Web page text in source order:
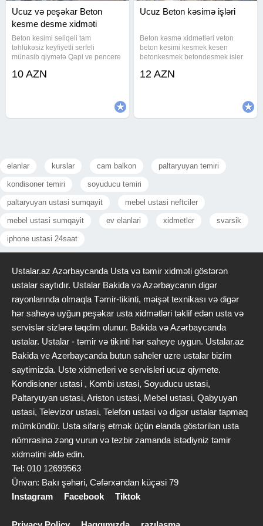
Ucuz və peşəkar Beton
kesme desme xidməti
Beton kesimi seliqeli tam
təhlükəsiz keyfiyetli serfeli
münasib qiymətə Qapi ve pencere
arakesmelerin monolit ve
10 AZN
Ucuz Beton kəsimə işləri
Beton kəsmə xidmətləri veton
beton kesimi kesmek kesen
betonkesmek betondesmek isler
kəsmək deşmək Beton beton
12 AZN
elanlar kurslar cam balkon paltaryuyan temiri
kondisoner temiri soyuducu təmiri
paltaryuyan ustasi sumqayit mebel ustasi neftciler
mebel ustasi sumqayit ev elanlari xidmetler svarsik
iphone ustasi 24saat
Ustalar.az Azərbaycanda Usta və təmir xidməti göstərən
ustalar saytıdır. Ustalar Bakida və Azərbaycanın digər
rayonlarında olmaqla Təmir-tikinti, məişət texnikası və digər
hər sahəyə uyğun peşəkar usta xidmətləri təklif edən usta və
servislər sizlərə təqdim olunur. Bakida və Azərbaycanda
ustalar. Ustalar - təmir və tikinti hər saheye uygun. Ustalar.az
Bakida ve Azerbaycanda butun saheler uzre ustalar bizim
saytimizda. Uste xidmetleri ve servisleri ucuz qiymete.
Kondisioner ustasi , Kombi ustasi, Soyuducu ustasi,
Paltaryuyan ustasi, Ariston ustasi, Mebel ustasi, Qabyuyan
ustasi, Televizor ustasi, Telefon ustasi və digər ustalar tapmaq
mümkündür. Usta sifariş etmək üçün elanda göstərilən usta
nömrəsinə zəng vurun və tezbir zamanda istədiyniz təmir
xidmətini əldə edin.
Tel: 010 12699563
Ünvan: Bakı şəhəri, Cəfərxəndan küçəsi 79
Instagram
Facebook Tiktok